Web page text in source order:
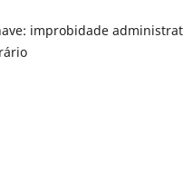
improbidade